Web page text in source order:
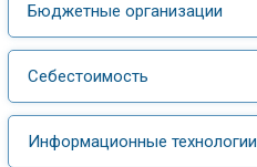
Бюджетные организации
Себестоимость
Информационные технологии